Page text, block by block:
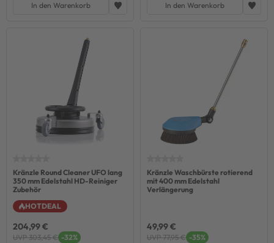
In den Warenkorb In den Warenkorb
Kränzle Round Cleaner UFO lang
350 mm Edelstahl HD-Reiniger
Zubehör
HOTDEAL
204,99 €
UVP 303,45 € -32%
Kränzle Waschbürste rotierend
mit 400 mm Edelstahl
Verlängerung
49,99 €
UVP 77,95 € -35%